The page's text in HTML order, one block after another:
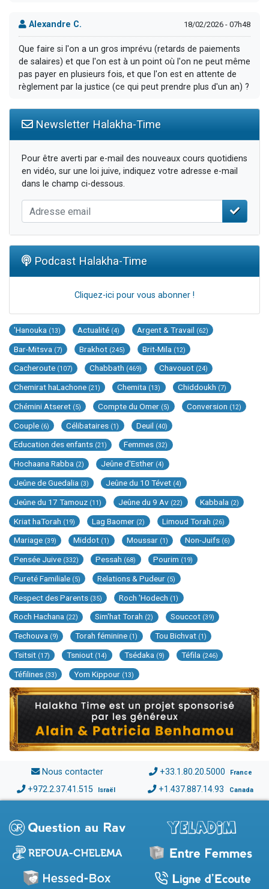
Alexandre C. 18/02/2026 - 07h48
Que faire si l'on a un gros imprévu (retards de paiements
de salaires) et que l'on est à un point où l'on ne peut même
pas payer en plusieurs fois, et que l'on est en attente de
règlement par la justice (ce qui peut prendre plus d'un an) ?
Newsletter Halakha-Time
Pour être averti par e-mail des nouveaux cours quotidiens
en vidéo, sur une loi juive, indiquez votre adresse e-mail
dans le champ ci-dessous.
Podcast Halakha-Time
Cliquez-ici pour vous abonner !
'Hanouka (13) Actualité (4) Argent & Travail (62)
Bar-Mitsva (7) Brakhot (245) Brit-Mila (12)
Cacheroute (107) Chabbath (469) Chavouot (24)
Chemirat haLachone (21) Chemita (13) Chiddoukh (7)
Chémini Atseret (5) Compte du Omer (5) Conversion (12)
Couple (6) Célibataires (1) Deuil (40)
Education des enfants (21) Femmes (32)
Hochaana Rabba (2) Jeûne d'Esther (4)
Jeûne de Guedalia (3) Jeûne du 10 Tévet (4)
Jeûne du 17 Tamouz (11) Jeûne du 9 Av (22) Kabbala (2)
Kriat haTorah (19) Lag Baomer (2) Limoud Torah (26)
Mariage (39) Middot (1) Moussar (1) Non-Juifs (6)
Pensée Juive (332) Pessah (68) Pourim (19)
Pureté Familiale (5) Relations & Pudeur (5)
Respect des Parents (35) Roch 'Hodech (1)
Roch Hachana (22) Sim'hat Torah (2) Souccot (39)
Techouva (9) Torah féminine (1) Tou Bichvat (1)
Tsitsit (17) Tsniout (14) Tsédaka (9) Téfila (246)
Téfilines (33) Yom Kippour (13)
Nous contacter +33.1.80.20.5000 France
+972.2.37.41.515 Israël +1.437.887.14.93 Canada